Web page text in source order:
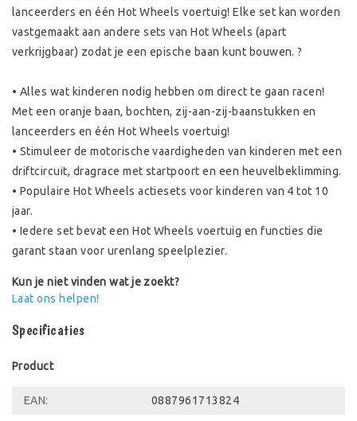
lanceerders en één Hot Wheels voertuig! Elke set kan worden
vastgemaakt aan andere sets van Hot Wheels (apart
verkrijgbaar) zodat je een epische baan kunt bouwen. ?
• Alles wat kinderen nodig hebben om direct te gaan racen!
Met een oranje baan, bochten, zij-aan-zij-baanstukken en
lanceerders en één Hot Wheels voertuig!
• Stimuleer de motorische vaardigheden van kinderen met een
driftcircuit, dragrace met startpoort en een heuvelbeklimming.
• Populaire Hot Wheels actiesets voor kinderen van 4 tot 10
jaar.
• Iedere set bevat een Hot Wheels voertuig en functies die
garant staan voor urenlang speelplezier.
Kun je niet vinden wat je zoekt?
Laat ons helpen!
Specificaties
Product
EAN: 0887961713824